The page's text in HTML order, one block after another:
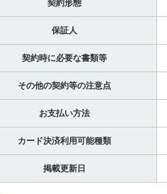
契約形態
保証人
契約時に必要な書類等
その他の契約等の注意点
お支払い方法
カード決済利用可能種類
掲載更新日